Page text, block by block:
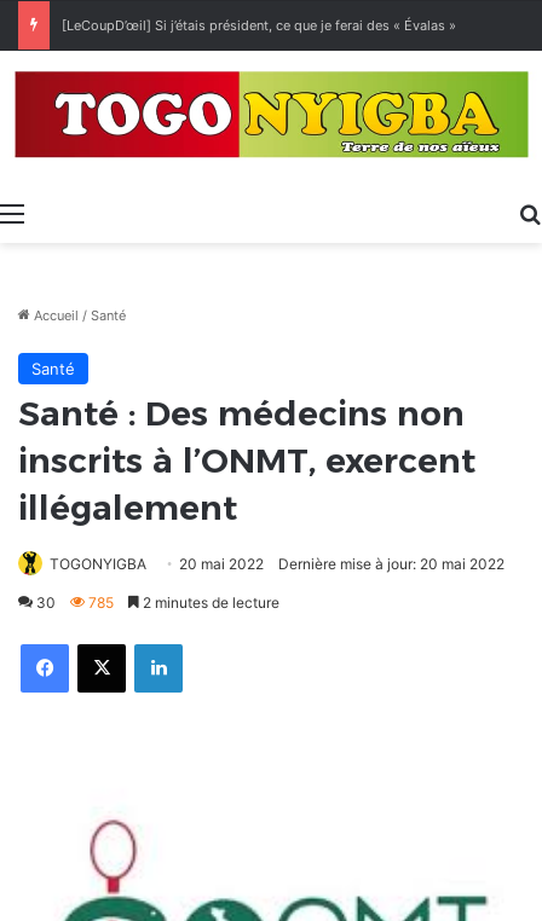
[LeCoupD’œil] Si j’étais président, ce que je ferai des « Évalas »
Menu
Accueil / Santé
Santé
Santé : Des médecins non
inscrits à l’ONMT, exercent
illégalement
TOGONYIGBA 20 mai 2022 Dernière mise à jour: 20 mai 2022
30 785 2 minutes de lecture
FacebookX Linkedin